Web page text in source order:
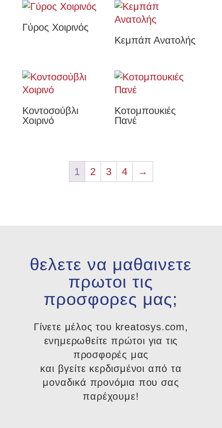
Γύρος Χοιρινός
Κεμπάπ Ανατολής
Κοντοσούβλι
Χοιρινό
Κοτομπουκιές
Πανέ
1 2 3 4 →
θελετε να μαθαινετε
πρωτοι τις
προσφορες μας;
Γίνετε μέλος του kreatosys.com,
ενημερωθείτε πρώτοι για τις
προσφορές μας
και βγείτε κερδισμένοι από τα
μοναδικά προνόμια που σας
παρέχουμε!​